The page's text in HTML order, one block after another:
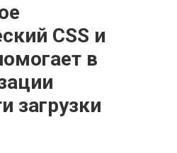
CSS и
в
загрузки